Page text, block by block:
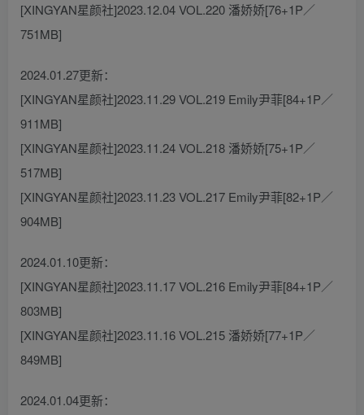
[XINGYAN星颜社]2023.12.04 VOL.220 潘娇娇[76+1P／
751MB]
2024.01.27更新：
[XINGYAN星颜社]2023.11.29 VOL.219 Emily尹菲[84+1P／
911MB]
[XINGYAN星颜社]2023.11.24 VOL.218 潘娇娇[75+1P／
517MB]
[XINGYAN星颜社]2023.11.23 VOL.217 Emily尹菲[82+1P／
904MB]
2024.01.10更新：
[XINGYAN星颜社]2023.11.17 VOL.216 Emily尹菲[84+1P／
803MB]
[XINGYAN星颜社]2023.11.16 VOL.215 潘娇娇[77+1P／
849MB]
2024.01.04更新：